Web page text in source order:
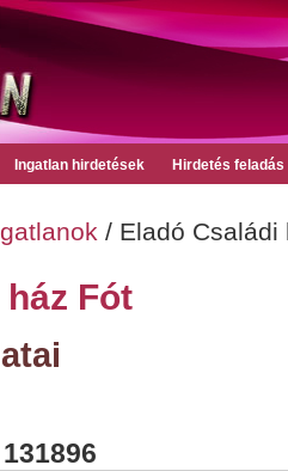
Ingatlan hirdetések Hirdetés feladás
/ Eladó Családi
Fót
131896